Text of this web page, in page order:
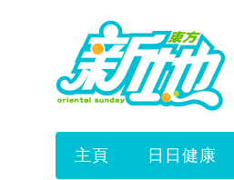
主頁 日日健康